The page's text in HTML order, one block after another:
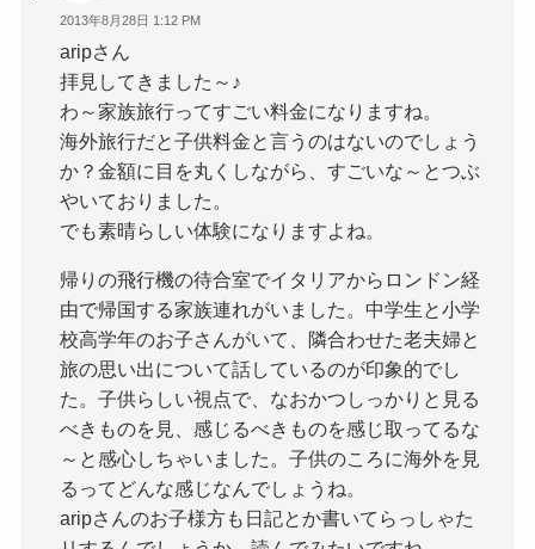
2013年8月28日 1:12 PM
aripさん
拝見してきました～♪
わ～家族旅行ってすごい料金になりますね。
海外旅行だと子供料金と言うのはないのでしょう
か？金額に目を丸くしながら、すごいな～とつぶ
やいておりました。
でも素晴らしい体験になりますよね。
帰りの飛行機の待合室でイタリアからロンドン経
由で帰国する家族連れがいました。中学生と小学
校高学年のお子さんがいて、隣合わせた老夫婦と
旅の思い出について話しているのが印象的でし
た。子供らしい視点で、なおかつしっかりと見る
べきものを見、感じるべきものを感じ取ってるな
～と感心しちゃいました。子供のころに海外を見
るってどんな感じなんでしょうね。
aripさんのお子様方も日記とか書いてらっしゃた